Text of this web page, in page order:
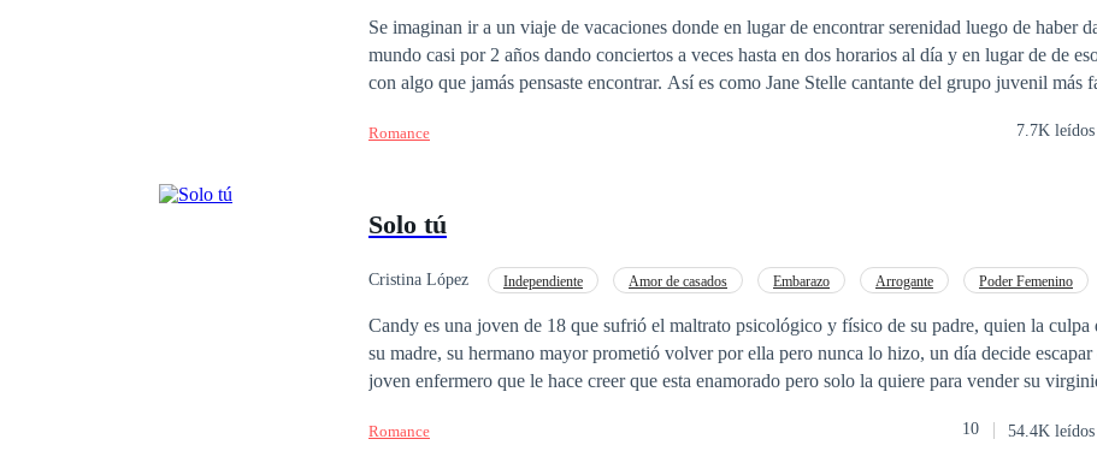
Se imaginan ir a un viaje de vacaciones donde en lugar de encontrar serenidad luego de haber
mundo casi por 2 años dando conciertos a veces hasta en dos horarios al día y en lugar de de
con algo que jamás pensaste encontrar. Así es como Jane Stelle cantante del grupo juvenil más
existían en los cuentos de hadas. Jared Jhonnes es un tritón que termina enamorado de Jane
su existencia les miente asegurando que en realidad Jane es su prometida y que revelo el secreto
Romance 7.7K leídos
Solo tú
Cristina López Independiente Amor de casados Embarazo Arrogante
Poder Femenino
Candy es una joven de 18 que sufrió el maltrato psicológico y físico de su padre, quien la culpa de la muerte de
su madre, su hermano mayor prometió volver por ella pero nunca lo hizo, un día decide
joven enfermero que le hace creer que esta enamorado pero solo la quiere para vender su
mujeres por culpa de su madre, hasta que unos ojos verdes lo obsesionan. Charly el asistente
Romance 10 54.4K leídos